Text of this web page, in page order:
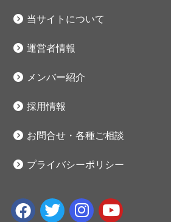
当サイトについて
運営者情報
メンバー紹介
採用情報
お問合せ・各種ご相談
プライバシーポリシー